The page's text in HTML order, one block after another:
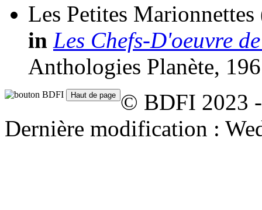
Les Petites Marionnettes
in Les Chefs-D'oeuvre
Anthologies Planète,
© BDFI 2023
Dernière modification :